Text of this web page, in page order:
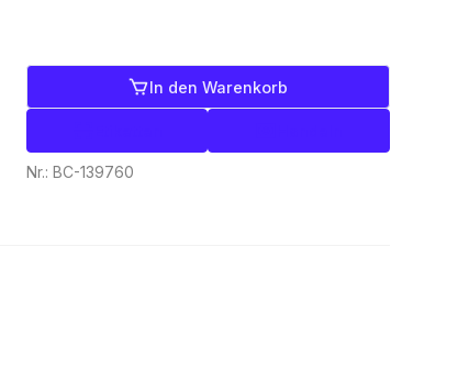
In den Warenkorb
Nr.: BC-139760